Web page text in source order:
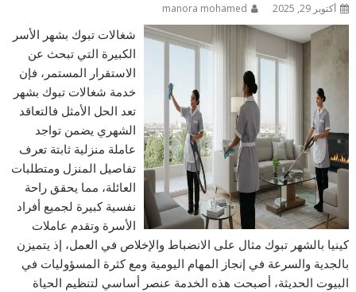
أكتوبر 29, 2025 manora mohamed
شغالات تبوك بشهر الأسر
الكبيرة التي تبحث عن
الاستقرار المستمر، فإن
خدمة شغالات تبوك بشهر
تعد الحل الأمثل فالتعاقد
الشهري يضمن تواجد
عاملة منزلية ثابتة تعرف
تفاصيل المنزل ومتطلبات
العائلة، مما يحقق راحة
نفسية كبيرة لجميع أفراد
الأسرة وتقدم عاملات
كينيا بالشهر تبوك مثال على الانضباط والإخلاص في العمل، إذ يتميزن
بالجدية والسرعة في إنجاز المهام اليومية ومع كثرة المسؤوليات في
البيوت الحديثة، أصبحت هذه الخدمة عنصر أساسي لتنظيم الحياة